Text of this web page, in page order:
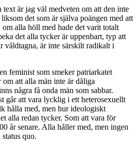
text är jag väl medveten om att den inte
det som är själva poängen med att
alla höll med hade det varit totalt
det alla tycker är uppenbart, typ att
våldtagna, är inte särskilt radikalt i
feminist som smeker patriarkatet
att alla män inte är dåliga
några få onda män som sabbar.
går att vara lycklig i ett heterosexuellt
hålla med, men hur ideologiskt
alla redan tycker. Som att vara för
år senare. Alla håller med, men ingen
quo.